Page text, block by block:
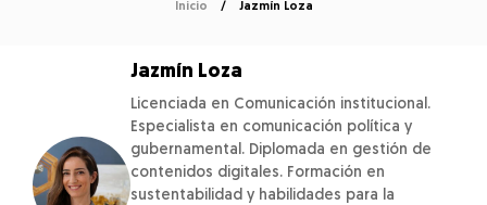
Inicio Jazmín Loza
Jazmín Loza
Licenciada en Comunicación institucional.
Especialista en comunicación política y
gubernamental. Diplomada en gestión de
contenidos digitales. Formación en
sustentabilidad y habilidades para la